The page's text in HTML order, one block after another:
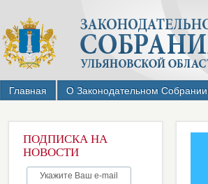
Главная О Законодательном Собрании
ПОДПИСКА НА
НОВОСТИ